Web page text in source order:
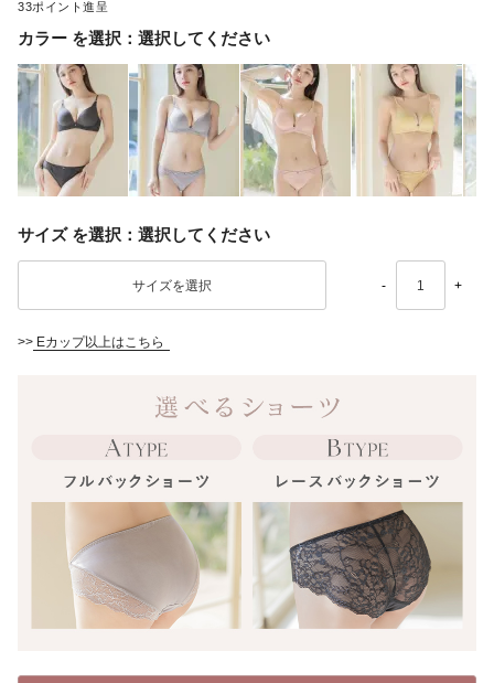
33
カラー 選択してください
サイズ 選択してください
- +
>> Eカップ以上はこちら